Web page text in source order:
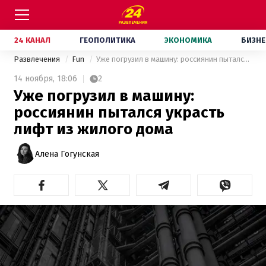
24 КАНАЛ ГЕОПОЛИТИКА ЭКОНОМИКА
Развлечения Fun Уже погрузил в машину: россиянин пытался украсть лифт из жилого дома
14 ноября, 18:06 2
Уже погрузил в машину:
россиянин пытался украсть
лифт из жилого дома
Алена Гогунская